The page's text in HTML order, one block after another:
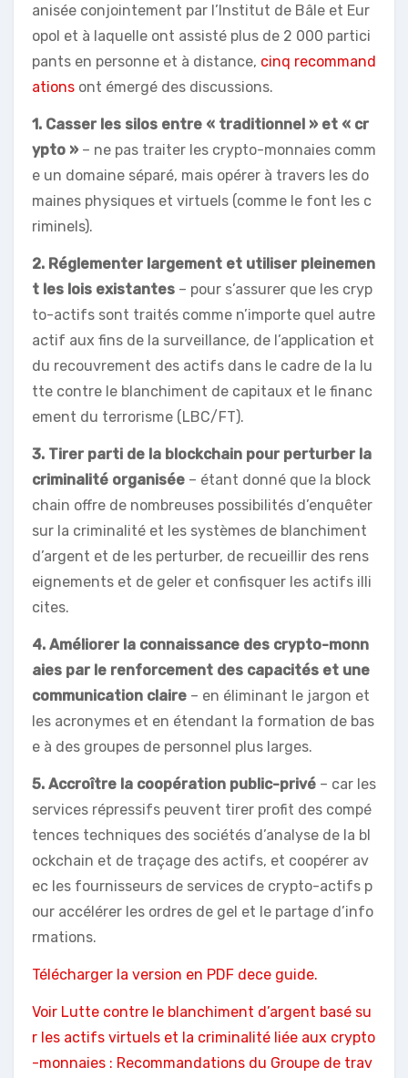
anisée conjointement par l’Institut de Bâle et Eur
opol et à laquelle ont assisté plus de 2 000 partici
pants en personne et à distance, cinq recommand
ations ont émergé des discussions.
1. Casser les silos entre « traditionnel » et « cr
ypto » – ne pas traiter les crypto-monnaies comm
e un domaine séparé, mais opérer à travers les do
maines physiques et virtuels (comme le font les c
riminels).
2. Réglementer largement et utiliser pleinemen
t les lois existantes – pour s’assurer que les cryp
to-actifs sont traités comme n’importe quel autre
actif aux fins de la surveillance, de l’application et
du recouvrement des actifs dans le cadre de la lu
tte contre le blanchiment de capitaux et le financ
ement du terrorisme (LBC/FT).
3. Tirer parti de la blockchain pour perturber la
criminalité organisée – étant donné que la block
chain offre de nombreuses possibilités d’enquêter
sur la criminalité et les systèmes de blanchiment
d’argent et de les perturber, de recueillir des rens
eignements et de geler et confisquer les actifs illi
cites.
4. Améliorer la connaissance des crypto-monn
aies par le renforcement des capacités et une
communication claire – en éliminant le jargon et
les acronymes et en étendant la formation de bas
e à des groupes de personnel plus larges.
5. Accroître la coopération public-privé – car les
services répressifs peuvent tirer profit des compé
tences techniques des sociétés d’analyse de la bl
ockchain et de traçage des actifs, et coopérer av
ec les fournisseurs de services de crypto-actifs p
our accélérer les ordres de gel et le partage d’info
rmations.
Télécharger la version en PDF dece guide.
Voir Lutte contre le blanchiment d’argent basé su
r les actifs virtuels et la criminalité liée aux crypto
-monnaies : Recommandations du Groupe de trav